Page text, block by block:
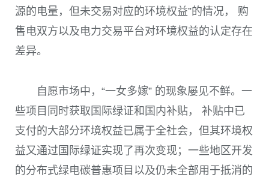
源的电量，但未交易对应的环境权益”的情况， 购
售电双方以及电力交易平台对环境权益的认定存在
差异。
自愿市场中，“一女多嫁” 的现象屡见不鲜。一
些项目同时获取国际绿证和国内补贴， 补贴中已
支付的大部分环境权益已属于全社会，但其环境权
益又通过国际绿证实现了再次变现；一些地区开发
的分布式绿电碳普惠项目以及仍未全部用于抵消的